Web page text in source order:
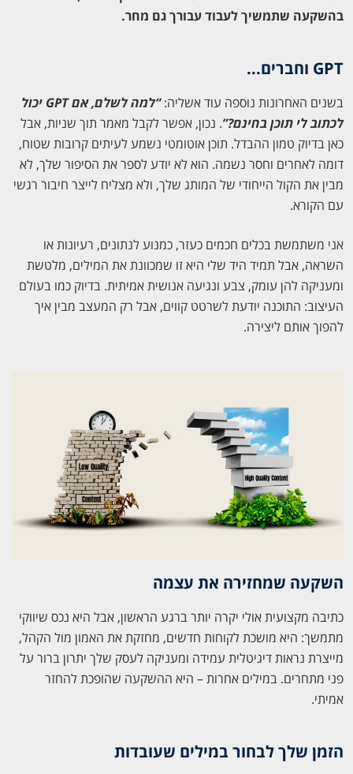
בהשקעה שתמשיך לעבוד עבורך גם מחר.
GPT וחברים...
בשנים האחרונות נוספה עוד אשליה:
“למה לשלם, אם GPT יכול
לכתוב לי תוכן בחינם?”. נכון, אפשר לקבל מאמר תוך שניות, אבל
כאן בדיוק טמון ההבדל. תוכן אוטומטי נשמע לעיתים קרובות שטוח,
דומה לאחרים וחסר נשמה. הוא לא יודע לספר את הסיפור שלך, לא
מבין את הקול הייחודי של המותג שלך, ולא מצליח לייצר חיבור רגשי
עם הקורא.
אני משתמשת בכלים חכמים כעזר, כמנוע לנתונים, רעיונות או
השראה, אבל תמיד היד שלי היא זו שמכוונת את המילים, מלטשת
ומעניקה להן עומק, צבע ונגיעה אנושית אמיתית. בדיוק כמו בעולם
העיצוב: התוכנה יודעת לשרטט קווים, אבל רק המעצב מבין איך
להפוך אותם ליצירה.
השקעה שמחזירה את עצמה
כתיבה מקצועית אולי יקרה יותר ברגע הראשון, אבל היא נכס שיווקי
מתמשך: היא מושכת לקוחות חדשים, מחזקת את האמון מול הקהל,
מייצרת נראות דיגיטלית עמידה ומעניקה לעסק שלך יתרון ברור על
פני מתחרים. במילים אחרות – היא ההשקעה שהופכת להחזר
אמיתי.
הזמן שלך לבחור במילים שעובדות